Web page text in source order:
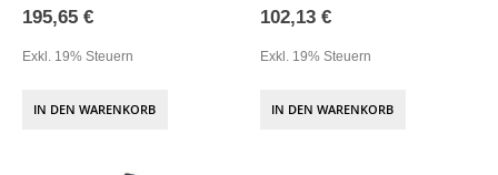
195,65 €
Exkl. 19% Steuern
IN DEN WARENKORB
102,13 €
Exkl. 19% Steuern
IN DEN WARENKORB